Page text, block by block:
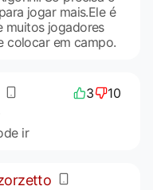
jogar mais.Ele é
muitos jogadores
colocar em campo.
3 10
ir